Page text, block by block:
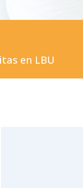
en LBU